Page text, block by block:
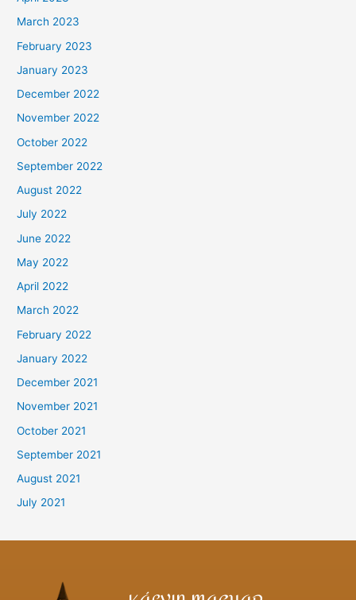
March 2023
February 2023
January 2023
December 2022
November 2022
October 2022
September 2022
August 2022
July 2022
June 2022
May 2022
April 2022
March 2022
February 2022
January 2022
December 2021
November 2021
October 2021
September 2021
August 2021
July 2021